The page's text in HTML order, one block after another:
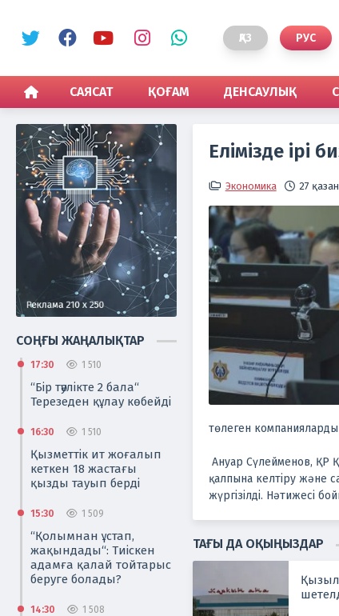
ҚАЗ РУС
САЯСАТ ҚОҒАМ ДЕНСАУЛЫҚ
СОҢҒЫ ЖАҢАЛЫҚТАР
17:30 1 510
“Бір тәулікте 2 бала“
Терезеден құлау көбейді
16:30 1 510
Қызметтік ит жоғалып
кеткен 18 жастағы
қызды тауып берді
15:30 1 509
“Қолымнан ұстап,
жақындады“: Тиіскен
адамға қалай тойтарыс
беруге болады?
14:30 1 508
Елімізде ірі
Экономика 27
төлеген
Ануар Сүлейменов, ҚР
қалпына келтіру және
жүргізілді. Нәтижесі
ТАҒЫ ДА ОҚЫҢЫЗДАР